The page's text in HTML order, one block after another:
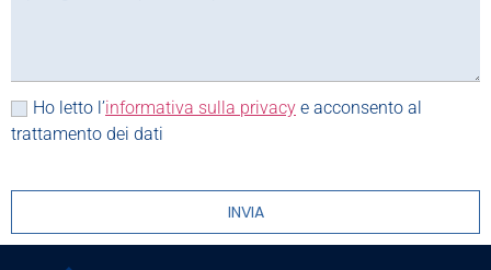
Ho letto l’informativa sulla privacy e acconsento al
trattamento dei dati
INVIA